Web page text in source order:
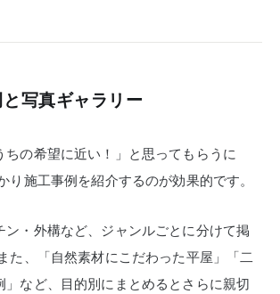
写真ギャラリー
ちの希望に近い！」と思ってもらうに
り施工事例を紹介するのが効果的です。
ン・外構など、ジャンルごとに分けて掲
また、「自然素材にこだわった平屋」「二
」など、目的別にまとめるとさらに親切